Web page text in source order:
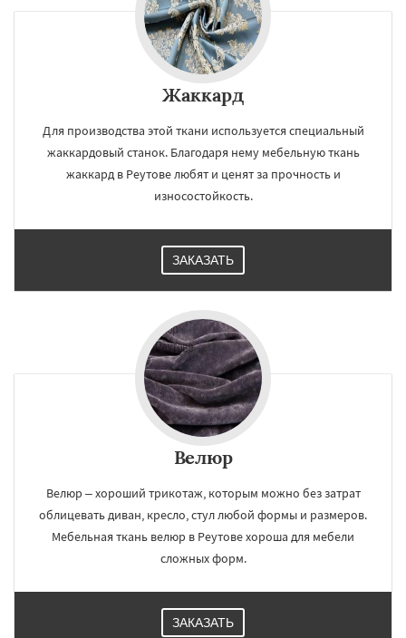
Жаккард
Для производства этой ткани используется специальный
жаккардовый станок. Благодаря нему мебельную ткань
жаккард в Реутове любят и ценят за прочность и
износостойкость.
ЗАКАЗАТЬ
Велюр
Велюр – хороший трикотаж, которым можно без затрат
облицевать диван, кресло, стул любой формы и размеров.
Мебельная ткань велюр в Реутове хороша для мебели
сложных форм.
ЗАКАЗАТЬ